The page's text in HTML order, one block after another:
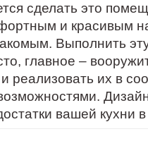
сделать это
и красивым
Выполнить
главное –
реализовать их в
вашей кухни